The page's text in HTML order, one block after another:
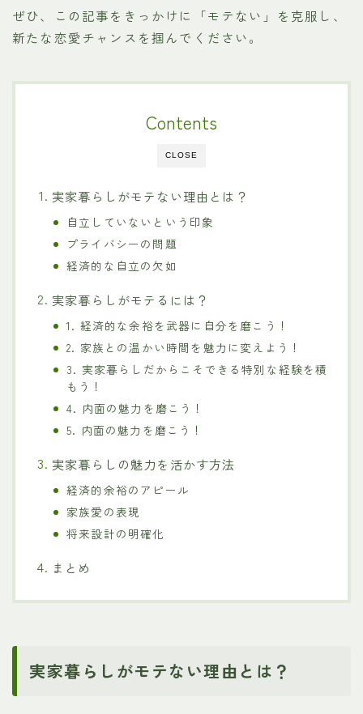
ぜひ、この記事をきっかけに「モテない」を克服し、
新たな恋愛チャンスを掴んでください。
CLOSE
Contents
実家暮らしがモテない理由とは？
自立していないという印象
プライバシーの問題
経済的な自立の欠如
実家暮らしがモテるには？
1. 経済的な余裕を武器に自分を磨こう！
2. 家族との温かい時間を魅力に変えよう！
3. 実家暮らしだからこそできる特別な経験を積
もう！
4. 内面の魅力を磨こう！
5. 内面の魅力を磨こう！
実家暮らしの魅力を活かす方法
経済的余裕のアピール
家族愛の表現
将来設計の明確化
まとめ
実家暮らしがモテない理由とは？